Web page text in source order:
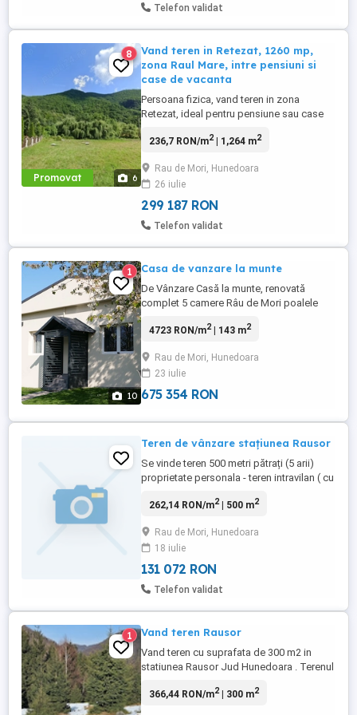
Telefon validat
Promovat 6
8
Vand teren in Retezat, 1260 mp,
zona Raul Mare, intre pensiuni si
case de vacanta
Persoana fizica, vand teren in zona
Retezat, ideal pentru pensiune sau case
exclusiv turistica, in intravilanul comunei
Mare, exact langa Pensiunea Dumbravita.
In zona sunt doar case de vacanta si
pensiuni. Frontul stradal e ...
236,7 RON/m2| 1,264 m2
Rau de Mori, Hunedoara
26 iulie
299 187 RON
Telefon validat
10
1 Casa de vanzare la munte
De Vânzare Casă la munte, renovată
complet 5 camere Râu de Mori poalele
Sp. Utilă: 143 mp Sp. Construită: 180mp
oferim spre vânzare o casă la munte
superbă, renovata complet in 2025, cu 5
camere si finisaje ...
4723 RON/m2| 143 m2
Rau de Mori, Hunedoara
23 iulie
675 354 RON
Teren de vânzare stațiunea Rausor
Se vinde teren 500 metri pătrați (5 arii)
proprietate personala - teren intravilan ( cu
Munții Retezat. În apropierea partiei de
proprietății, canalizare, apă. Relații la
telefon.
262,14 RON/m2| 500 m2
Rau de Mori, Hunedoara
18 iulie
131 072 RON
Telefon validat
1 Vand teren Rausor
Vand teren cu suprafata de 300 m2 in
statiunea Rausor Jud Hunedoara . Terenul
fata parcelei ,apa si canalizare , terenul
366,44 RON/m2| 300 m2